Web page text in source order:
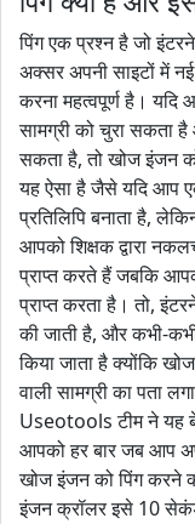
पिंग एक प्रश्न है जो
अक्सर अपनी साइटों में
करना महत्वपूर्ण है। यदि
सामग्री को चुरा सकता
सकता है, तो खोज इंजन
यह ऐसा है जैसे यदि आप
प्रतिलिपि बनाता है,
आपको शिक्षक द्वारा
प्राप्त करते हैं जबकि
प्राप्त करता है। तो,
की जाती है, और कभी-
किया जाता है क्योंकि
वाली सामग्री का पता
Useotools टीम ने यह
आपको हर बार जब आप
खोज इंजन को पिंग करने
इंजन क्रॉलर इसे 10